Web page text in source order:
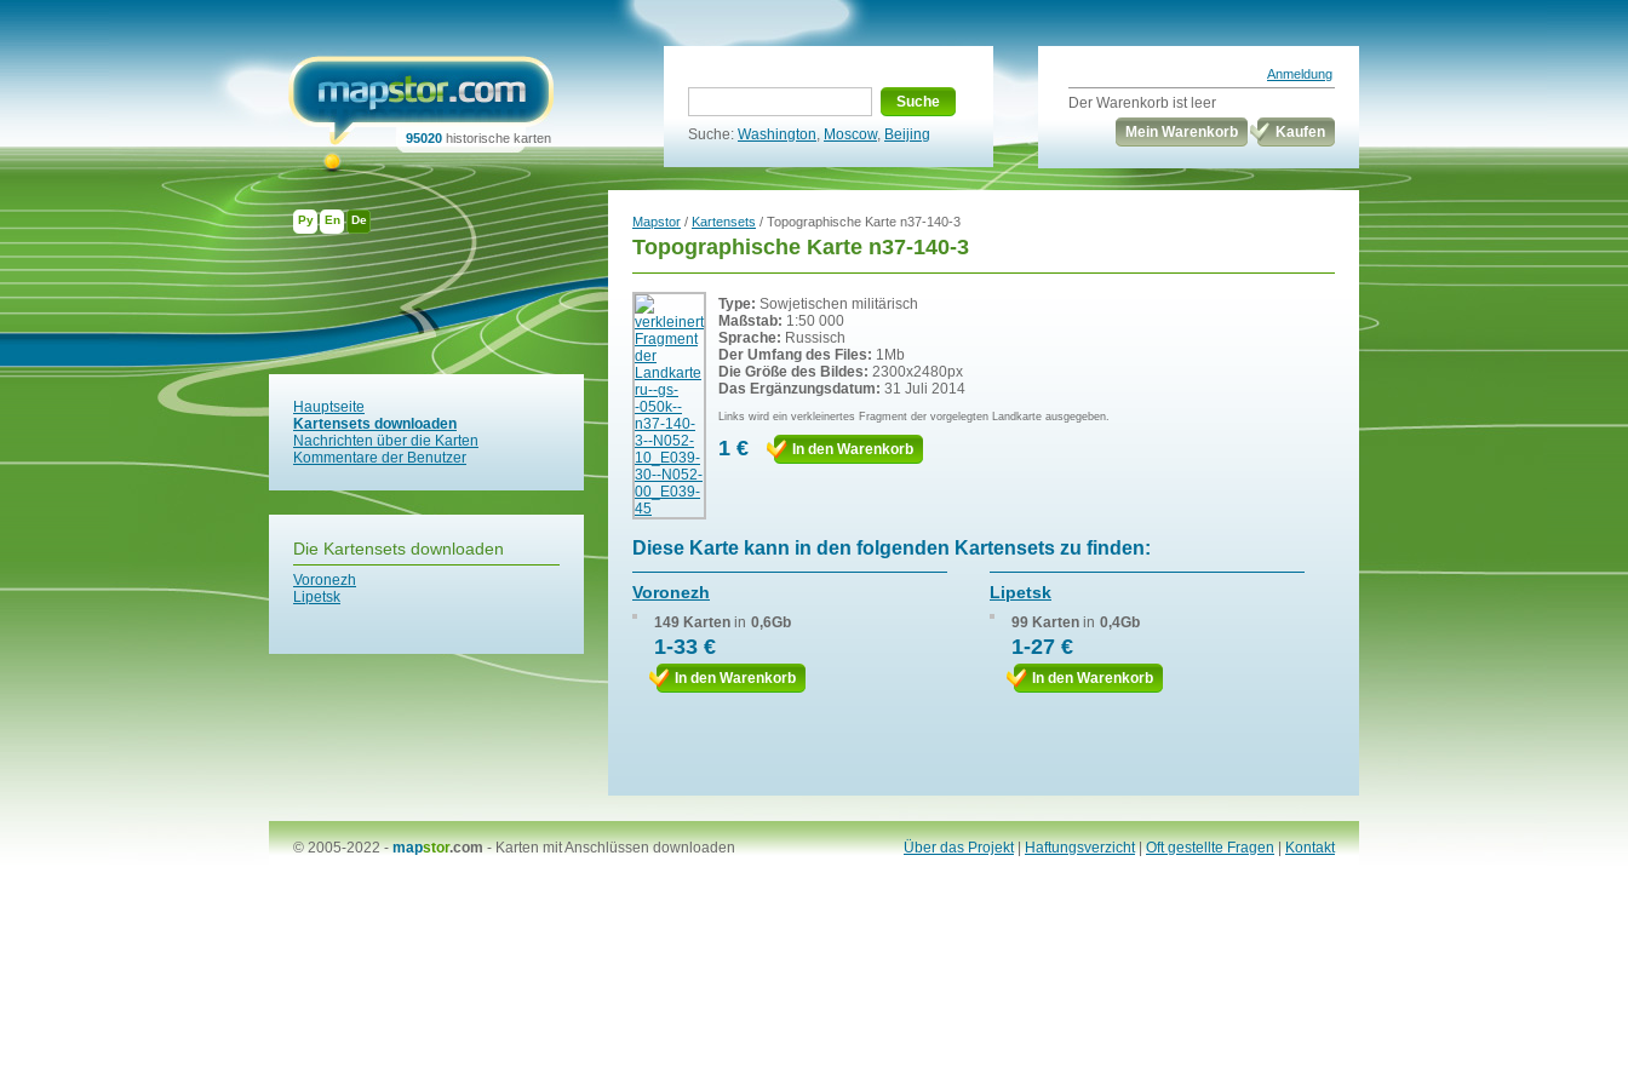
Ру En De
95020 historische karten
Suche
Suche: Washington, Moscow, Beijing
Anmeldung
Der Warenkorb ist leer
Mein Warenkorb
Kaufen
Hauptseite
Kartensets downloaden
Nachrichten über die Karten
Kommentare der Benutzer
Die Kartensets downloaden
Voronezh
Lipetsk
Mapstor / Kartensets / Topographische Karte n37-140-3
Topographische Karte n37-140-3
Type: Sowjetischen militärisch
Maßstab: 1:50 000
Sprache: Russisch
Der Umfang des Files: 1Mb
Die Größe des Bildes: 2300x2480px
Das Ergänzungsdatum: 31 Juli 2014
Links wird ein verkleinertes Fragment der vorgelegten Landkarte ausgegeben.
1 € In den Warenkorb
Diese Karte kann in den folgenden Kartensets zu finden:
Voronezh
149 Karten in 0,6Gb
1-33 €
In den Warenkorb
Lipetsk
99 Karten in 0,4Gb
1-27 €
In den Warenkorb
© 2005-2022 -mapstor.com-Karten mit Anschlüssen downloaden Über das Projekt|Haftungsverzicht|Oft gestellte Fragen|Kontakt